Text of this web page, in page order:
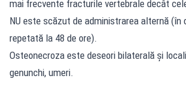
mai frecvente fracturile vertebrale decât
NU este scăzut de administrarea alternă (în
repetată la 48 de ore).
Osteonecroza este deseori bilaterală și
genunchi, umeri.